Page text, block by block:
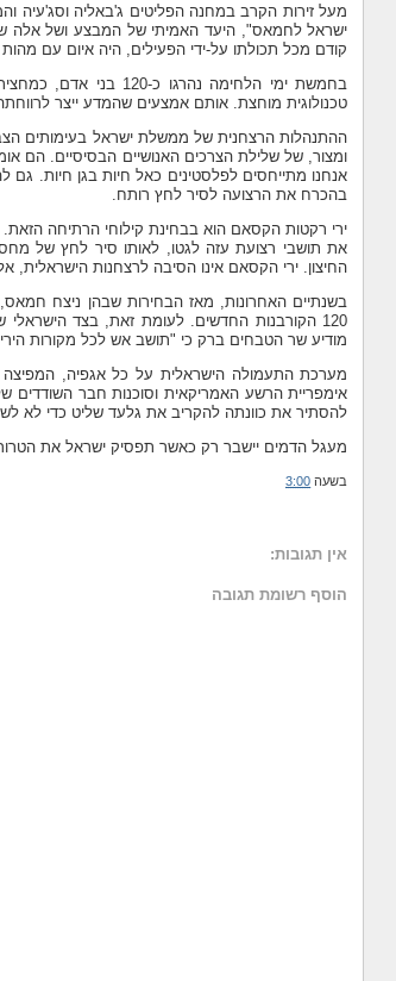
מעל זירות הקרב במחנה הפליטים ג'באליה וסג'עיה
ישראל לחמאס", היעד האמיתי של המבצע ושל אלה
קודם מכל תכולתו על-ידי הפעילים, היה איום עם מהות
טכנולוגית מוחצת. אותם אמצעים שהמדע ייצר
ההתנהלות הרצחנית של ממשלת ישראל בעימותים
ומצור, של שלילת הצרכים האנושיים הבסיסיים. הם
אנחנו מתייחסים לפלסטינים כאל חיות בגן חיות.
בהכרח את הרצועה לסיר לחץ רותח.
ירי רקטות הקסאם הוא בבחינת קילוחי הרתיחה
את תושבי רצועת עזה לגטו, לאותו סיר לחץ של
החיצון. ירי הקסאם אינו הסיבה לרצחנות הישראלית,
120 הקורבנות החדשים. לעומת זאת, בצד
מודיע שר הטבחים ברק כי "תושב אש לכל מקורות הירי",
מערכת התעמולה הישראלית על כל אגפיה, המפיצה
אימפריית הרשע האמריקאית וסוכנות חבר
להסתיר את כוונתה להקריב את גלעד שליט כדי לא
מעגל הדמים יישבר רק כאשר תפסיק ישראל את
בשעה 3:00
אין תגובות:
הוסף רשומת תגובה